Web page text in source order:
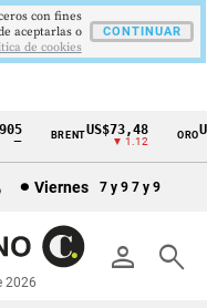
BRENTUS$73,48
▼ 1.12
ORO
Viernes 7 y 9 7 y 9
person search
2026
con fines
aceptarlas o
de cookies
CONTINUAR